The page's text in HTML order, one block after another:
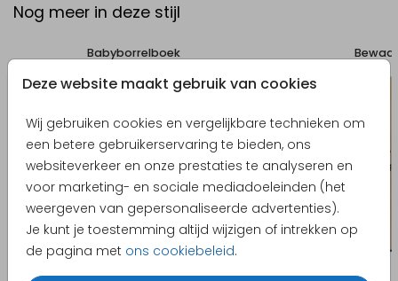
Deze website maakt gebruik van cookies
Wij gebruiken cookies en vergelijkbare technieken om
een betere gebruikerservaring te bieden, ons
websiteverkeer en onze prestaties te analyseren en
voor marketing- en sociale mediadoeleinden (het
weergeven van gepersonaliseerde advertenties).
Je kunt je toestemming altijd wijzigen of intrekken op
de pagina met ons cookiebeleid.
Nog meer in deze stijl
Babyborrelboek